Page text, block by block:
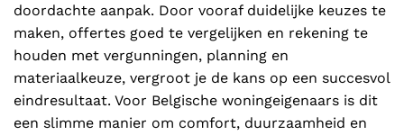
doordachte aanpak. Door vooraf duidelijke keuzes te
maken, offertes goed te vergelijken en rekening te
houden met vergunningen, planning en
materiaalkeuze, vergroot je de kans op een succesvol
eindresultaat. Voor Belgische woningeigenaars is dit
een slimme manier om comfort, duurzaamheid en